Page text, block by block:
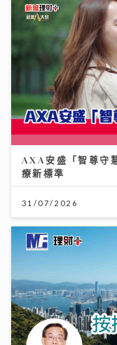
AXA安盛「智尊守
療新標準
31/07/2026